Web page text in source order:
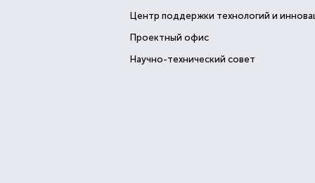
Центр поддержки технологий и
Проектный офис
Научно-технический совет